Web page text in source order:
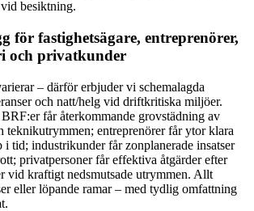
besiktning.
för fastighetsägare, entreprenörer,
och privatkunder
– därför erbjuder vi schemalagda
och natt/helg vid driftkritiska miljöer.
får återkommande grovstädning av
teknikutrymmen; entreprenörer får ytor klara
i tid; industrikunder får zonplanerade insatser
privatpersoner får effektiva åtgärder efter
vid kraftigt nedsmutsade utrymmen. Allt
eller löpande ramar – med tydlig omfattning